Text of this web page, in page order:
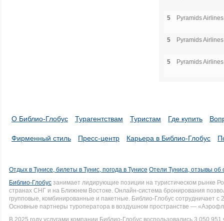
5 Pyramids Airlines
5 Pyramids Airlines
5 Pyramids Airlines
О Библио-Глобус Турагентствам Туристам Где купить
Фирменный стиль Пресс-центр Карьера в Библио-Глобус
Отдых в Тунисе, билеты в Тунис, погода в Тунисе Отели Туниса, отзывы об
Библио-Глобус занимает лидирующие позиции на туристическом рынке
странах СНГ и на Ближнем Востоке. Онлайн-система бронирования
групповые, комбинированные и пакетные. Библио-Глобус сотрудничает
Основные партнеры туроператора в воздушном пространстве —
В 2025 году услугами компании Библио-Глобус воспользовались 3 050 951